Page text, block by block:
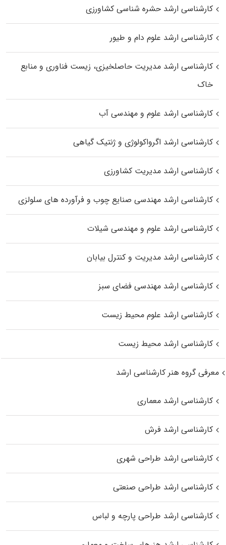
کارشناسی ارشد حشره‌ شناسی کشاورزی
کارشناسی ارشد علوم دام و طیور
کارشناسی ارشد مدیریت حاصلخیزی، زیست فناوری و منابع
خاک
کارشناسی ارشد علوم و مهندسی آب
کارشناسی ارشد اگرواکولوژی و ژنتیک گیاهی
کارشناسی ارشد مدیریت کشاورزی
کارشناسی ارشد مهندسی صنایع چوب و فرآورده‌ های سلولزی
کارشناسی ارشد علوم و مهندسی شیلات
کارشناسی ارشد مدیریت و کنترل بیابان
کارشناسی ارشد مهندسی فضای سبز
کارشناسی ارشد علوم محیط‌ زیست
کارشناسی ارشد محیط زیست
معرفی گروه هنر کارشناسی ارشد
کارشناسی ارشد معماری
کارشناسی ارشد فرش
کارشناسی ارشد طراحی شهری
کارشناسی ارشد طراحی صنعتی
کارشناسی ارشد طراحی پارچه و لباس